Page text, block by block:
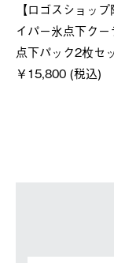
【ロゴスショッ
イパー氷点下クー
点下パック2枚セ
￥15,800 (税込)